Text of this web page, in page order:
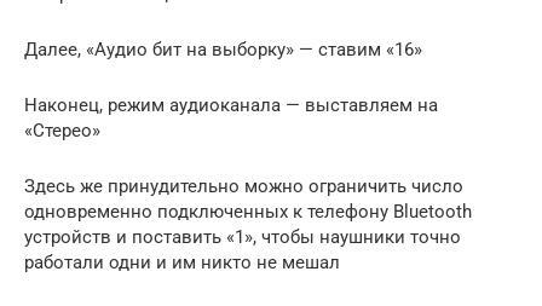
Далее, «Аудио бит на выборку» — ставим «16»
Наконец, режим аудиоканала — выставляем на
«Стерео»
Здесь же принудительно можно ограничить число
одновременно подключенных к телефону Bluetooth
устройств и поставить «1», чтобы наушники точно
работали одни и им никто не мешал